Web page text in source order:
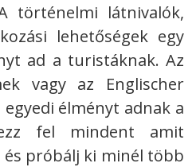
történelmi látnivalók,
lehetőségek egy
ad a turistáknak. Az
vagy az Englischer
élményt adnak a
fel mindent amit
próbálj ki minél több